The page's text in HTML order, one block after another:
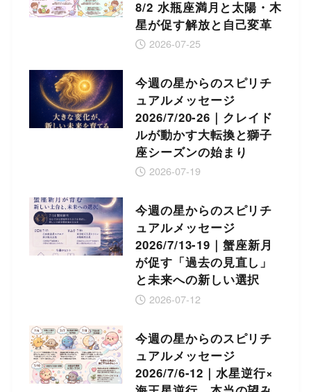
8/2 水瓶座満月と太陽・木
星が促す解放と自己変革
2026-07-25
今週の星からのスピリチ
ュアルメッセージ
2026/7/20-26｜クレイド
ルが動かす大転換と獅子
座シーズンの始まり
2026-07-19
今週の星からのスピリチ
ュアルメッセージ
2026/7/13-19｜蟹座新月
が促す「過去の見直し」
と未来への新しい選択
2026-07-12
今週の星からのスピリチ
ュアルメッセージ
2026/7/6-12｜水星逆行×